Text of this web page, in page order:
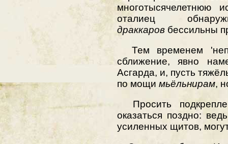
многотысячелетнюю
оталиец
драккаров бессильны
Тем временем
сближение, явно
Асгарда, и, пусть
по мощи мьёльнирам,
Просить
оказаться поздно:
усиленных щитов,